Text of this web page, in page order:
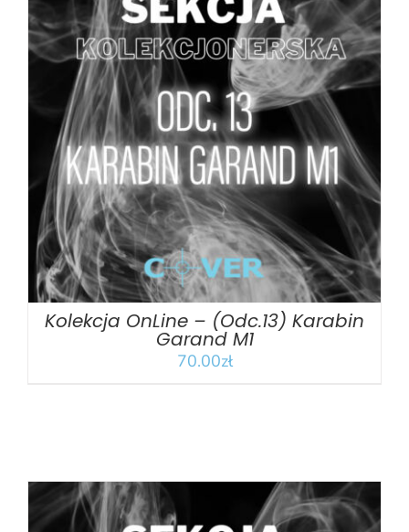
DODAJ DO KOSZYKA SZCZEGÓŁY
Kolekcja OnLine – (Odc.13) Karabin
Garand M1
70.00zł